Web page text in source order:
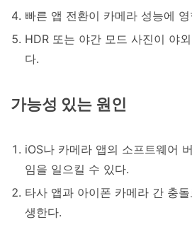
빠른 앱 전환이 카메라 성능에
HDR 또는 야간 모드 사진이 야
다.
가능성 있는 원인
iOS나 카메라 앱의 소프트웨어
임을 일으킬 수 있다.
타사 앱과 아이폰 카메라 간 충
생한다.